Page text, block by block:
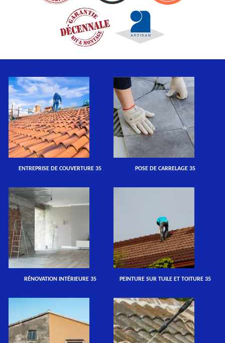
ENTREPRISE DE COUVERTURE 35 POSE DE CARRELAGE 35
RÉNOVATION INTÉRIEURE 35 PEINTURE SUR TUILE ET TOITURE 35